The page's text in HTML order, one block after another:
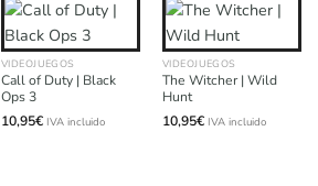
VIDEOJUEGOS
Call of Duty | Black
Ops 3
10,95€ IVA incluido
VIDEOJUEGOS
The Witcher | Wild
Hunt
10,95€ IVA incluido